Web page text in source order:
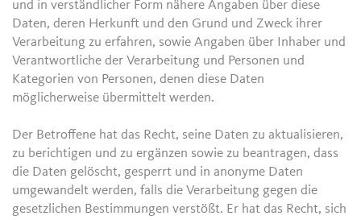
und in verständlicher Form nähere Angaben über diese
Daten, deren Herkunft und den Grund und Zweck ihrer
Verarbeitung zu erfahren, sowie Angaben über Inhaber und
Verantwortliche der Verarbeitung und Personen und
Kategorien von Personen, denen diese Daten
möglicherweise übermittelt werden.
Der Betroffene hat das Recht, seine Daten zu aktualisieren,
zu berichtigen und zu ergänzen sowie zu beantragen, dass
die Daten gelöscht, gesperrt und in anonyme Daten
umgewandelt werden, falls die Verarbeitung gegen die
gesetzlichen Bestimmungen verstößt. Er hat das Recht, sich